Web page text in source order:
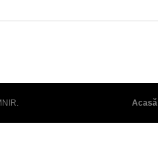
. Acasă